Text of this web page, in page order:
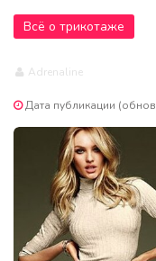
Всё о трикотаже
Adrenaline
Дата публикации